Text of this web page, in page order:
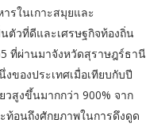
รในเกาะสมุยและ
วที่ดีและเศรษฐกิจท้องถิ่น
ที่ผ่านมาจังหวัดสุราษฎร์ธานี
ของประเทศเมื่อเทียบกับปี
วสูงขึ้นมากกว่า 900% จาก
ท้อนถึงศักยภาพในการดึงดูด